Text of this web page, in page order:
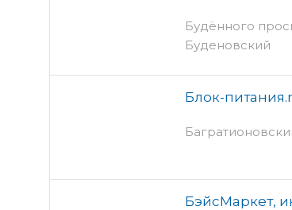
Будённого
Буденовский
Блок-
БэйсМаркет,